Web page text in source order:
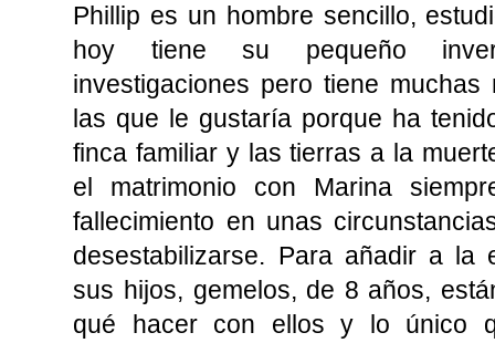
Phillip es un hombre sencillo,
hoy tiene su pequeño
investigaciones pero tiene muchas
las que le gustaría porque ha
finca familiar y las tierras a la
el matrimonio con Marina
fallecimiento en unas
desestabilizarse. Para añadir a la
sus hijos, gemelos, de 8 años,
qué hacer con ellos y lo único